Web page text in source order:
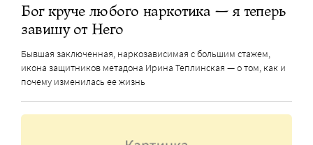
Бог круче любого наркотика — я теперь
завишу от Него
Бывшая заключенная, наркозависимая с большим стажем,
икона защитников метадона Ирина Теплинская — о том, как и
почему изменилась ее жизнь